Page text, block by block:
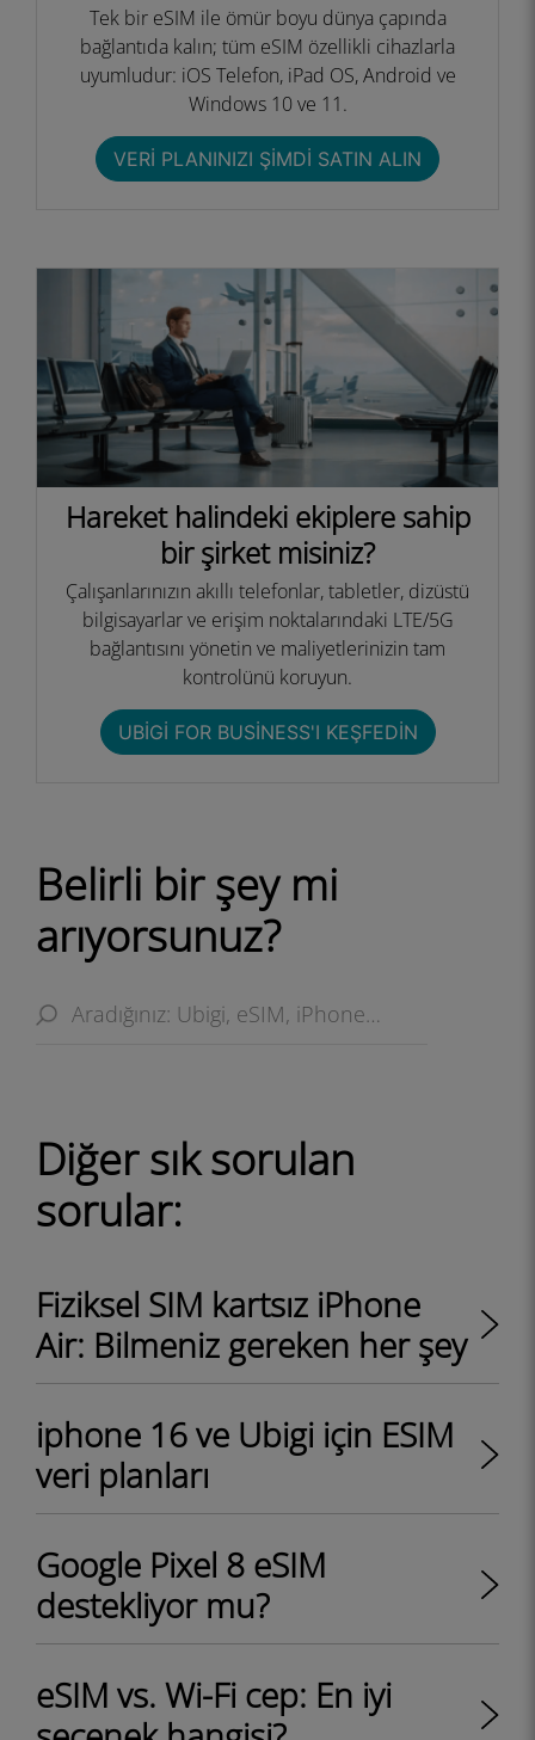
Tek bir eSIM ile ömür boyu dünya çapında
bağlantıda kalın; tüm eSIM özellikli cihazlarla
uyumludur: iOS Telefon, iPad OS, Android ve
Windows 10 ve 11.
VERI PLANINIZI ŞIMDI SATIN ALIN
Hareket halindeki ekiplere sahip
bir şirket misiniz?
Çalışanlarınızın akıllı telefonlar, tabletler, dizüstü
bilgisayarlar ve erişim noktalarındaki LTE/5G
bağlantısını yönetin ve maliyetlerinizin tam
kontrolünü koruyun.
UBIGI FOR BUSINESS'I KEŞFEDIN
Belirli bir şey mi
arıyorsunuz?
Diğer sık ​​sorulan
sorular:
Fiziksel SIM kartsız iPhone
Air: Bilmeniz gereken her şey
iphone 16 ve Ubigi için ESIM
veri planları
Google Pixel 8 eSIM
destekliyor mu?
eSIM vs. Wi-Fi cep: En iyi